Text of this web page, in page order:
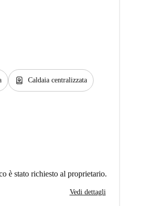
water_heater Caldaia centralizzata
è stato richiesto al proprietario.
Vedi dettagli